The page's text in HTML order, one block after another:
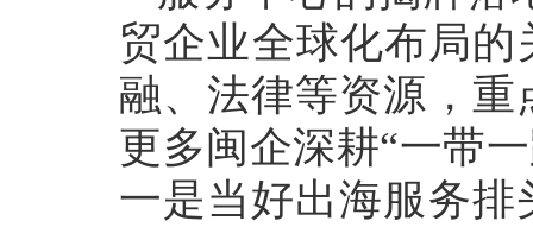
贸企业全球化布局
融、法律等资源，
更多闽企深耕“一带
一是当好出海服务